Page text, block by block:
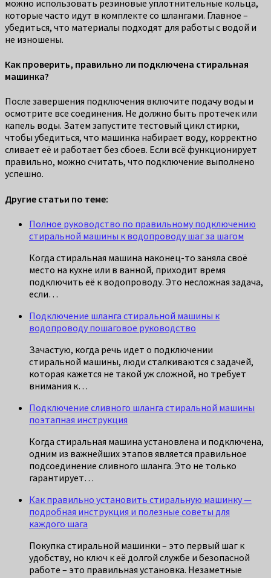
можно использовать резиновые уплотнительные кольца,
которые часто идут в комплекте со шлангами. Главное –
убедиться, что материалы подходят для работы с водой и
не изношены.
Как проверить, правильно ли подключена стиральная
машинка?
После завершения подключения включите подачу воды и
осмотрите все соединения. Не должно быть протечек или
капель воды. Затем запустите тестовый цикл стирки,
чтобы убедиться, что машинка набирает воду, корректно
сливает её и работает без сбоев. Если всё функционирует
правильно, можно считать, что подключение выполнено
успешно.
Другие статьи по теме:
Полное руководство по правильному подключению
стиральной машины к водопроводу шаг за шагом
Когда стиральная машина наконец-то заняла своё
место на кухне или в ванной, приходит время
подключить её к водопроводу. Это несложная задача,
если…
Подключение шланга стиральной машины к
водопроводу пошаговое руководство
Зачастую, когда речь идет о подключении
стиральной машины, люди сталкиваются с задачей,
которая кажется не такой уж сложной, но требует
внимания к…
Подключение сливного шланга стиральной машины
поэтапная инструкция
Когда стиральная машина установлена и подключена,
одним из важнейших этапов является правильное
подсоединение сливного шланга. Это не только
гарантирует…
Как правильно установить стиральную машинку —
подробная инструкция и полезные советы для
каждого шага
Покупка стиральной машинки – это первый шаг к
удобству, но ключ к её долгой службе и безопасной
работе – это правильная установка. Незаметные